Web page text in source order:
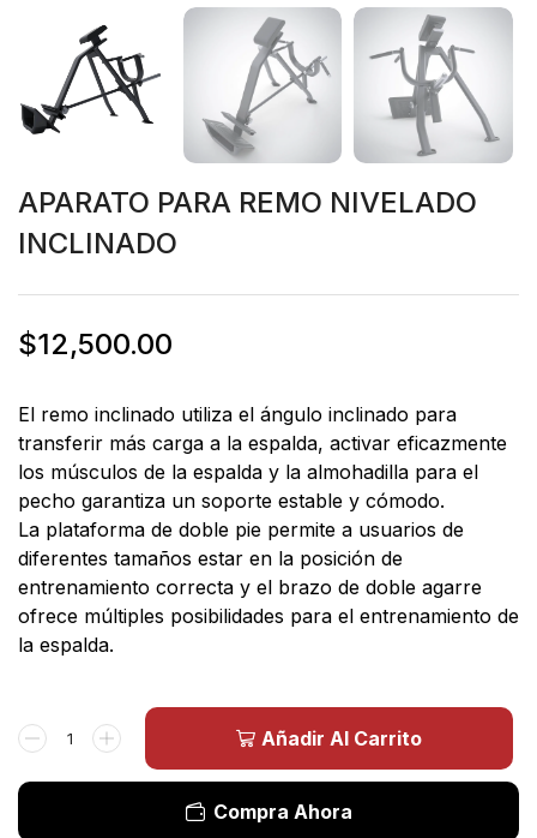
APARATO PARA REMO NIVELADO
INCLINADO
$12,500.00
El remo inclinado utiliza el ángulo inclinado para
transferir más carga a la espalda, activar eficazmente
los músculos de la espalda y la almohadilla para el
pecho garantiza un soporte estable y cómodo.
La plataforma de doble pie permite a usuarios de
diferentes tamaños estar en la posición de
entrenamiento correcta y el brazo de doble agarre
ofrece múltiples posibilidades para el entrenamiento de
la espalda.
Añadir Al Carrito
Compra Ahora